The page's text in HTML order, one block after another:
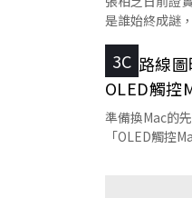
是誰始終成謎
3C
蘋果路線
OLED觸控
一次看
準備換Mac的
「OLED觸控